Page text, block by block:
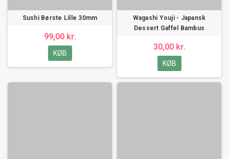
Sushi Børste Lille 30mm
99,00 kr.
KØB
Wagashi Youji - Japansk
Dessert Gaffel Bambus
30,00 kr.
KØB